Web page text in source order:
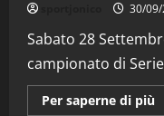
30/
Sabato 28
campionato di
Per saperne di più
2